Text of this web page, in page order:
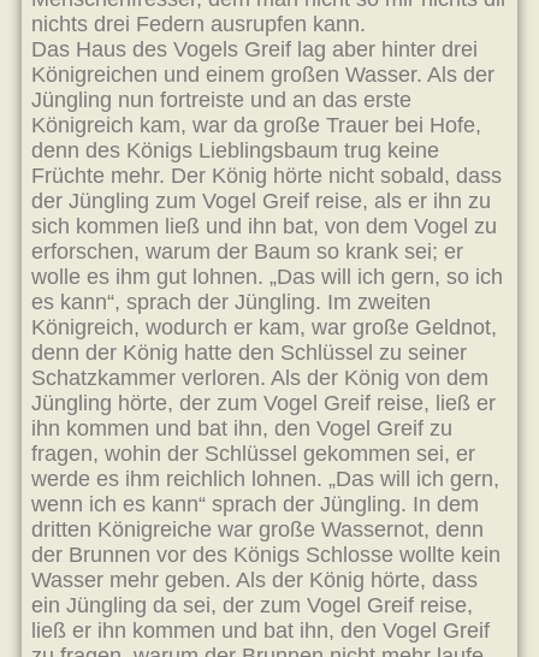
nichts drei Federn ausrupfen kann.
Das Haus des Vogels Greif lag aber hinter drei
Königreichen und einem großen Wasser. Als der
Jüngling nun fortreiste und an das erste
Königreich kam, war da große Trauer bei Hofe,
denn des Königs Lieblingsbaum trug keine
Früchte mehr. Der König hörte nicht sobald, dass
der Jüngling zum Vogel Greif reise, als er ihn zu
sich kommen ließ und ihn bat, von dem Vogel zu
erforschen, warum der Baum so krank sei; er
wolle es ihm gut lohnen. „Das will ich gern, so ich
es kann“, sprach der Jüngling. Im zweiten
Königreich, wodurch er kam, war große Geldnot,
denn der König hatte den Schlüssel zu seiner
Schatzkammer verloren. Als der König von dem
Jüngling hörte, der zum Vogel Greif reise, ließ er
ihn kommen und bat ihn, den Vogel Greif zu
fragen, wohin der Schlüssel gekommen sei, er
werde es ihm reichlich lohnen. „Das will ich gern,
wenn ich es kann“ sprach der Jüngling. In dem
dritten Königreiche war große Wassernot, denn
der Brunnen vor des Königs Schlosse wollte kein
Wasser mehr geben. Als der König hörte, dass
ein Jüngling da sei, der zum Vogel Greif reise,
ließ er ihn kommen und bat ihn, den Vogel Greif